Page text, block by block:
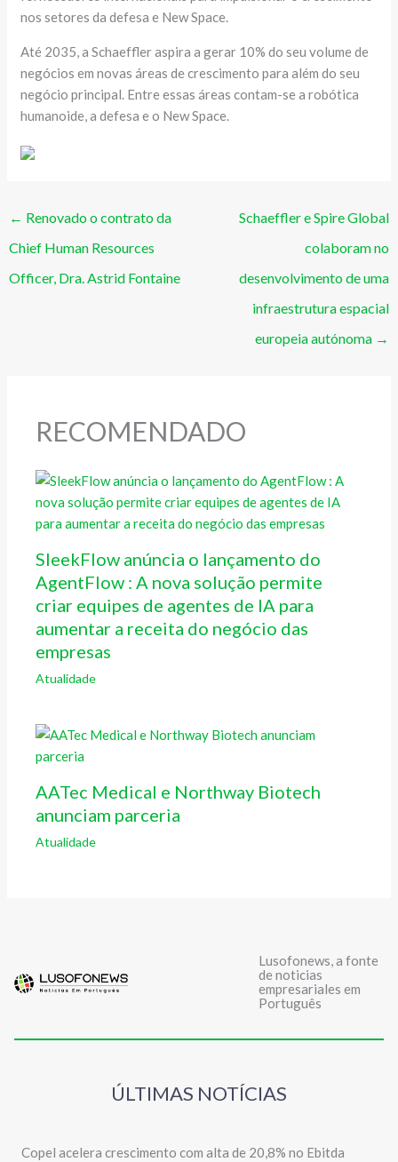
nos setores da defesa e New Space.
Até 2035, a Schaeffler aspira a gerar 10% do seu volume de
negócios em novas áreas de crescimento para além do seu
negócio principal. Entre essas áreas contam-se a robótica
humanoide, a defesa e o New Space.
← Renovado o contrato da
Chief Human Resources
Officer, Dra. Astrid Fontaine
Schaeffler e Spire Global
colaboram no
desenvolvimento de uma
infraestrutura espacial
europeia autónoma →
RECOMENDADO
SleekFlow anúncia o lançamento do
AgentFlow : A nova solução permite
criar equipes de agentes de IA para
aumentar a receita do negócio das
empresas
Atualidade
AATec Medical e Northway Biotech
anunciam parceria
Atualidade
Lusofonews, a fonte
de noticias
empresariales em
Português
ÚLTIMAS NOTÍCIAS
Copel acelera crescimento com alta de 20,8% no Ebitda